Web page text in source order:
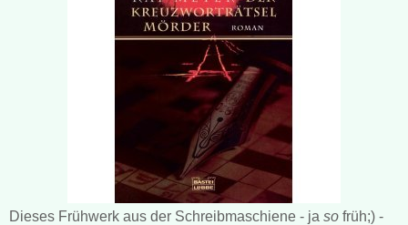
Dieses Frühwerk aus der Schreibmaschiene - ja so früh;) -